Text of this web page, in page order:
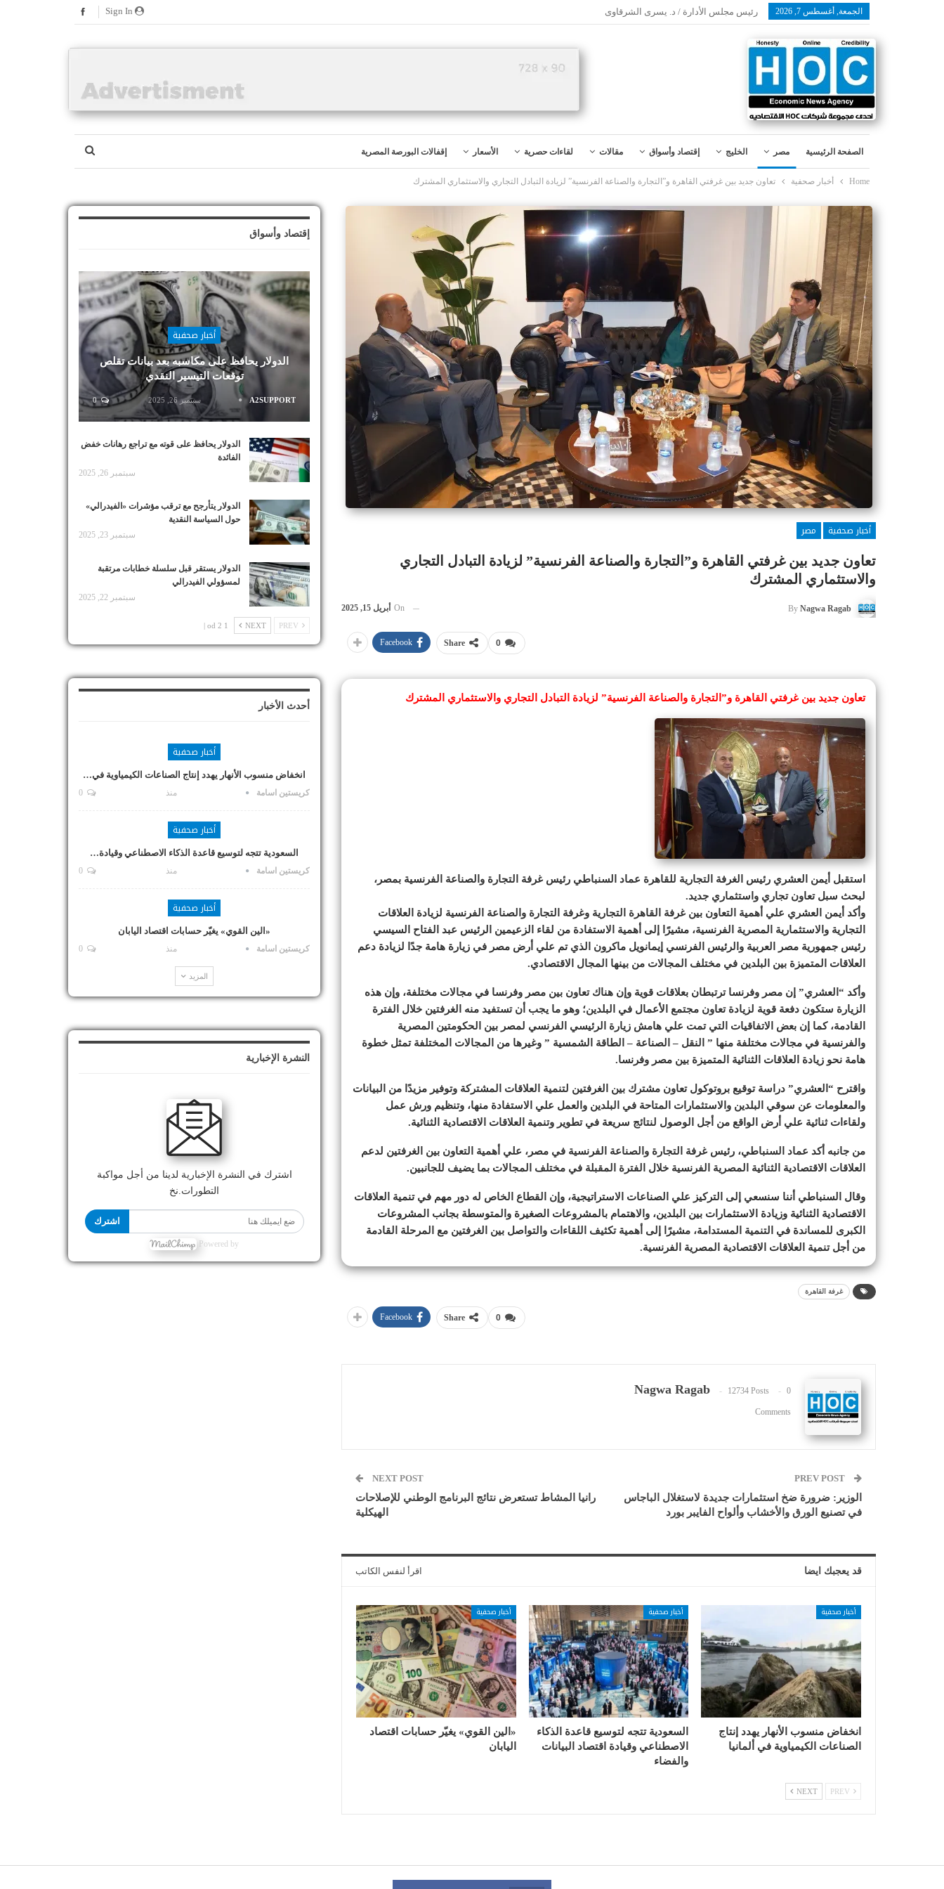
الجمعة, أغسطس 7, 2026 رئيس مجلس الأدارة / د. يسرى الشرقاوى
الصفحة الرئيسية مصر الخليج إقتصاد وأسواق مقالات لقاءات حصرية الأسعار إقفالات البورصة المصرية
Home أخبار صحفية تعاون جديد بين غرفتي القاهرة و”التجارة والصناعة الفرنسية” لزيادة التبادل التجاري والاستثماري المشترك
أخبار صحفية
مصر
تعاون جديد بين غرفتي القاهرة و”التجارة والصناعة الفرنسية” لزيادة التبادل التجاري
والاستثماري المشترك
By Nagwa Ragab
On أبريل 15, 2025
0
Share
Facebook
تعاون جديد بين غرفتي القاهرة و”التجارة والصناعة الفرنسية” لزيادة التبادل التجاري والاستثماري المشترك
استقبل أيمن العشري رئيس الغرفة التجارية للقاهرة عماد السنباطي رئيس غرفة التجارة والصناعة الفرنسية بمصر،
لبحث سبل تعاون تجاري واستثماري جديد.
وأكد أيمن العشري علي أهمية التعاون بين غرفة القاهرة التجارية وغرفة التجارة والصناعة الفرنسية لزيادة العلاقات
التجارية والاستثمارية المصرية الفرنسية، مشيرًا إلى أهمية الاستفادة من لقاء الزعيمين الرئيس عبد الفتاح السيسي
رئيس جمهورية مصر العربية والرئيس الفرنسي إيمانويل ماكرون الذي تم علي أرض مصر في زيارة هامة جدًا لزيادة دعم
العلاقات المتميزة بين البلدين في مختلف المجالات من بينها المجال الاقتصادي.
وأكد “العشري” إن مصر وفرنسا ترتبطان بعلاقات قوية وإن هناك تعاون بين مصر وفرنسا في مجالات مختلفة، وإن هذه
الزيارة ستكون دفعة قوية لزيادة تعاون مجتمع الأعمال في البلدين؛ وهو ما يجب أن تستفيد منه الغرفتين خلال الفترة
القادمة، كما إن بعض الاتفاقيات التي تمت علي هامش زيارة الرئيسي الفرنسي لمصر بين الحكومتين المصرية
والفرنسية في مجالات مختلفة منها ” النقل – الصناعة – الطاقة الشمسية ” وغيرها من المجالات المختلفة تمثل خطوة
هامة نحو زيادة العلاقات الثنائية المتميزة بين مصر وفرنسا.
واقترح “العشري” دراسة توقيع بروتوكول تعاون مشترك بين الغرفتين لتنمية العلاقات المشتركة وتوفير مزيدًا من البيانات
والمعلومات عن سوقي البلدين والاستثمارات المتاحة في البلدين والعمل علي الاستفادة منها، وتنظيم ورش عمل
ولقاءات ثنائية علي أرض الواقع من أجل الوصول لنتائج سريعة في تطوير وتنمية العلاقات الاقتصادية الثنائية.
من جانبه أكد عماد السنباطي، رئيس غرفة التجارة والصناعة الفرنسية في مصر، علي أهمية التعاون بين الغرفتين لدعم
العلاقات الاقتصادية الثنائية المصرية الفرنسية خلال الفترة المقبلة في مختلف المجالات بما يضيف للجانبين.
وقال السنباطي أننا سنسعي إلى التركيز علي الصناعات الاستراتيجية، وإن القطاع الخاص له دور مهم في تنمية العلاقات
الاقتصادية الثنائية وزيادة الاستثمارات بين البلدين، والاهتمام بالمشروعات الصغيرة والمتوسطة بجانب المشروعات
الكبرى للمساندة في التنمية المستدامة، مشيرًا إلى أهمية تكثيف اللقاءات والتواصل بين الغرفتين مع المرحلة القادمة
من أجل تنمية العلاقات الاقتصادية المصرية الفرنسية.
غرفة القاهرة
0
Share
Facebook
Nagwa Ragab 12734 Posts 0
Comments
الوزير: ضرورة ضخ استثمارات جديدة لاستغلال الباجاس
في تصنيع الورق والأخشاب وألواح الفايبر بورد
NEXT POST
رانيا المشاط تستعرض نتائج البرنامج الوطني للإصلاحات
الهيكلية
قد يعجبك ايضا اقرأ لنفس الكاتب
أخبار صحفية
انخفاض منسوب الأنهار يهدد إنتاج
الصناعات الكيمياوية في ألمانيا
أخبار صحفية
السعودية تتجه لتوسيع قاعدة الذكاء
الاصطناعي وقيادة اقتصاد البيانات
والفضاء
أخبار صحفية
«الين القوي» يغيّر حسابات اقتصاد
اليابان
NEXT
إقتصاد وأسواق
أخبار صحفية
الدولار يحافظ على مكاسبه بعد بيانات تقلص
توقعات التيسير النقدي
A2SUPPORT سبتمبر 26, 2025 0
الدولار يحافظ على قوته مع تراجع رهانات خفض
الفائدة
سبتمبر 26, 2025
الدولار يتأرجح مع ترقب مؤشرات «الفيدرالي»
حول السياسة النقدية
سبتمبر 23, 2025
الدولار يستقر قبل سلسلة خطابات مرتقبة
لمسؤولي الفيدرالي
سبتمبر 22, 2025
NEXT
1 od 2 |
أحدث الأخبار
أخبار صحفية
انخفاض منسوب الأنهار يهدد إنتاج الصناعات الكيمياوية في…
كريستين اسامة منذ
أخبار صحفية
السعودية تتجه لتوسيع قاعدة الذكاء الاصطناعي وقيادة…
كريستين اسامة منذ
أخبار صحفية
«الين القوي» يغيّر حسابات اقتصاد اليابان
كريستين اسامة منذ
المزيد
النشرة الإخبارية
اشترك في النشرة الإخبارية لدينا من أجل مواكبة
التطورات.نخ
اشترك
Powered by